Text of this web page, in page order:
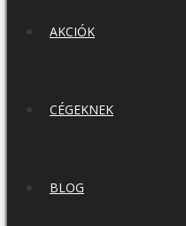
AKCIÓK
CÉGEKNEK
BLOG